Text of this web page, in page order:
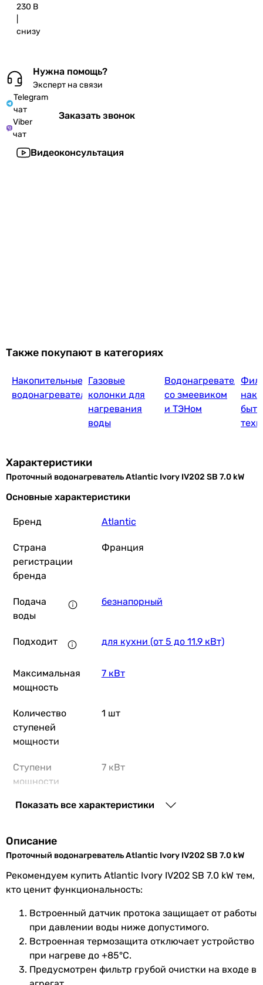
230 В
снизу
Нужна помощь?
Эксперт на связи
Telegram
чат
Viber
чат
Заказать звонок
Видеоконсультация
Также покупают в категориях
Накопительные
водонагреватели
Газовые
колонки для
нагревания
воды
Водонагреватели
со змеевиком
и ТЭНом
Характеристики
Проточный водонагреватель Atlantic Ivory IV202 SB 7.0 kW
Основные характеристики
Бренд Atlantic
Страна
регистрации
бренда
Франция
Подача
воды
безнапорный
Подходит для кухни (от 5 до 11.9 кВт)
Максимальная
мощность
7 кВт
Количество
ступеней
мощности
1 шт
Ступени
мощности
7 кВт
Максимальная
2 л/мин
Минимальный
проток воды
для включения
Количество фаз 1
Минимальное
сечение
медной жилы
6 мм²
Показать все характеристики
Описание
Проточный водонагреватель Atlantic Ivory IV202 SB 7.0 kW
Рекомендуем купить Atlantic Ivory IV202 SB 7.0 kW тем,
кто ценит функциональность:
Встроенный датчик протока защищает от работы
при давлении воды ниже допустимого.
Встроенная термозащита отключает устройство
при нагреве до +85°C.
Предусмотрен фильтр грубой очистки на входе в